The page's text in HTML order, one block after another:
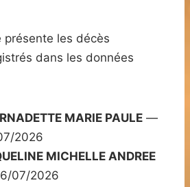
présente les décès
dans les données
MARIE PAULE —
2026
MICHELLE ANDREE
07/2026